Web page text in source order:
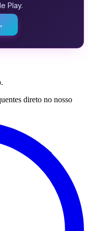
Play.
direto no nosso